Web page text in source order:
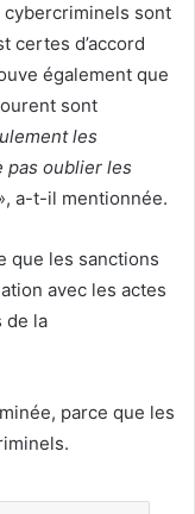
cybercriminels sont
certes d’accord
également que
sont
les
pas oublier les
a-t-il mentionnée.
que les sanctions
avec les actes
de la
parce que les